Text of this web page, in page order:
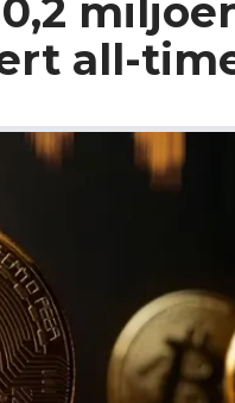
all-